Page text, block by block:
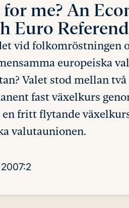
me? An
Euro
vid folkomröstningen
europeiska
Valet stod mellan
fast växelkurs
fritt flytande
valutaunionen.
2007:2